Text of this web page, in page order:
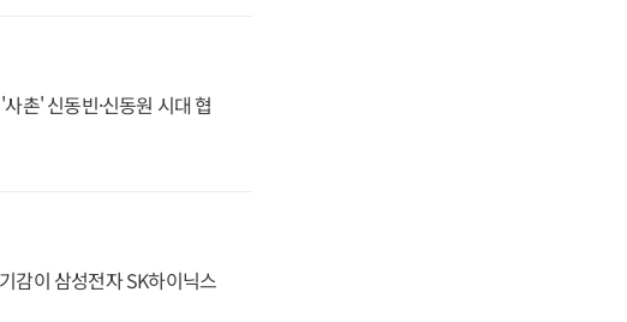
촌' 신동빈·신동원 시대 협
감이 삼성전자 SK하이닉스